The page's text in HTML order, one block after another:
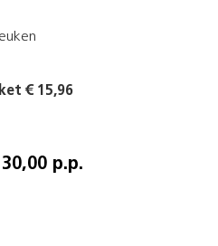
€ 15,96
p.p.